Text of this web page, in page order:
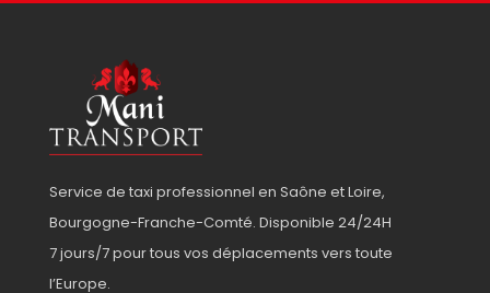
Service de taxi professionnel en Saône et Loire,
Bourgogne-Franche-Comté. Disponible 24/24H
7 jours/7 pour tous vos déplacements vers toute
l’Europe.